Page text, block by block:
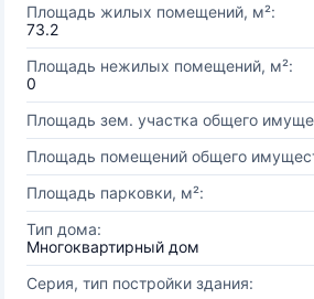
Площадь жилых помещений, м²:
73.2
Площадь нежилых помещений, м²:
0
Площадь зем. участка общего
Площадь помещений общего
Площадь парковки, м²:
Тип дома:
Многоквартирный дом
Серия, тип постройки здания: